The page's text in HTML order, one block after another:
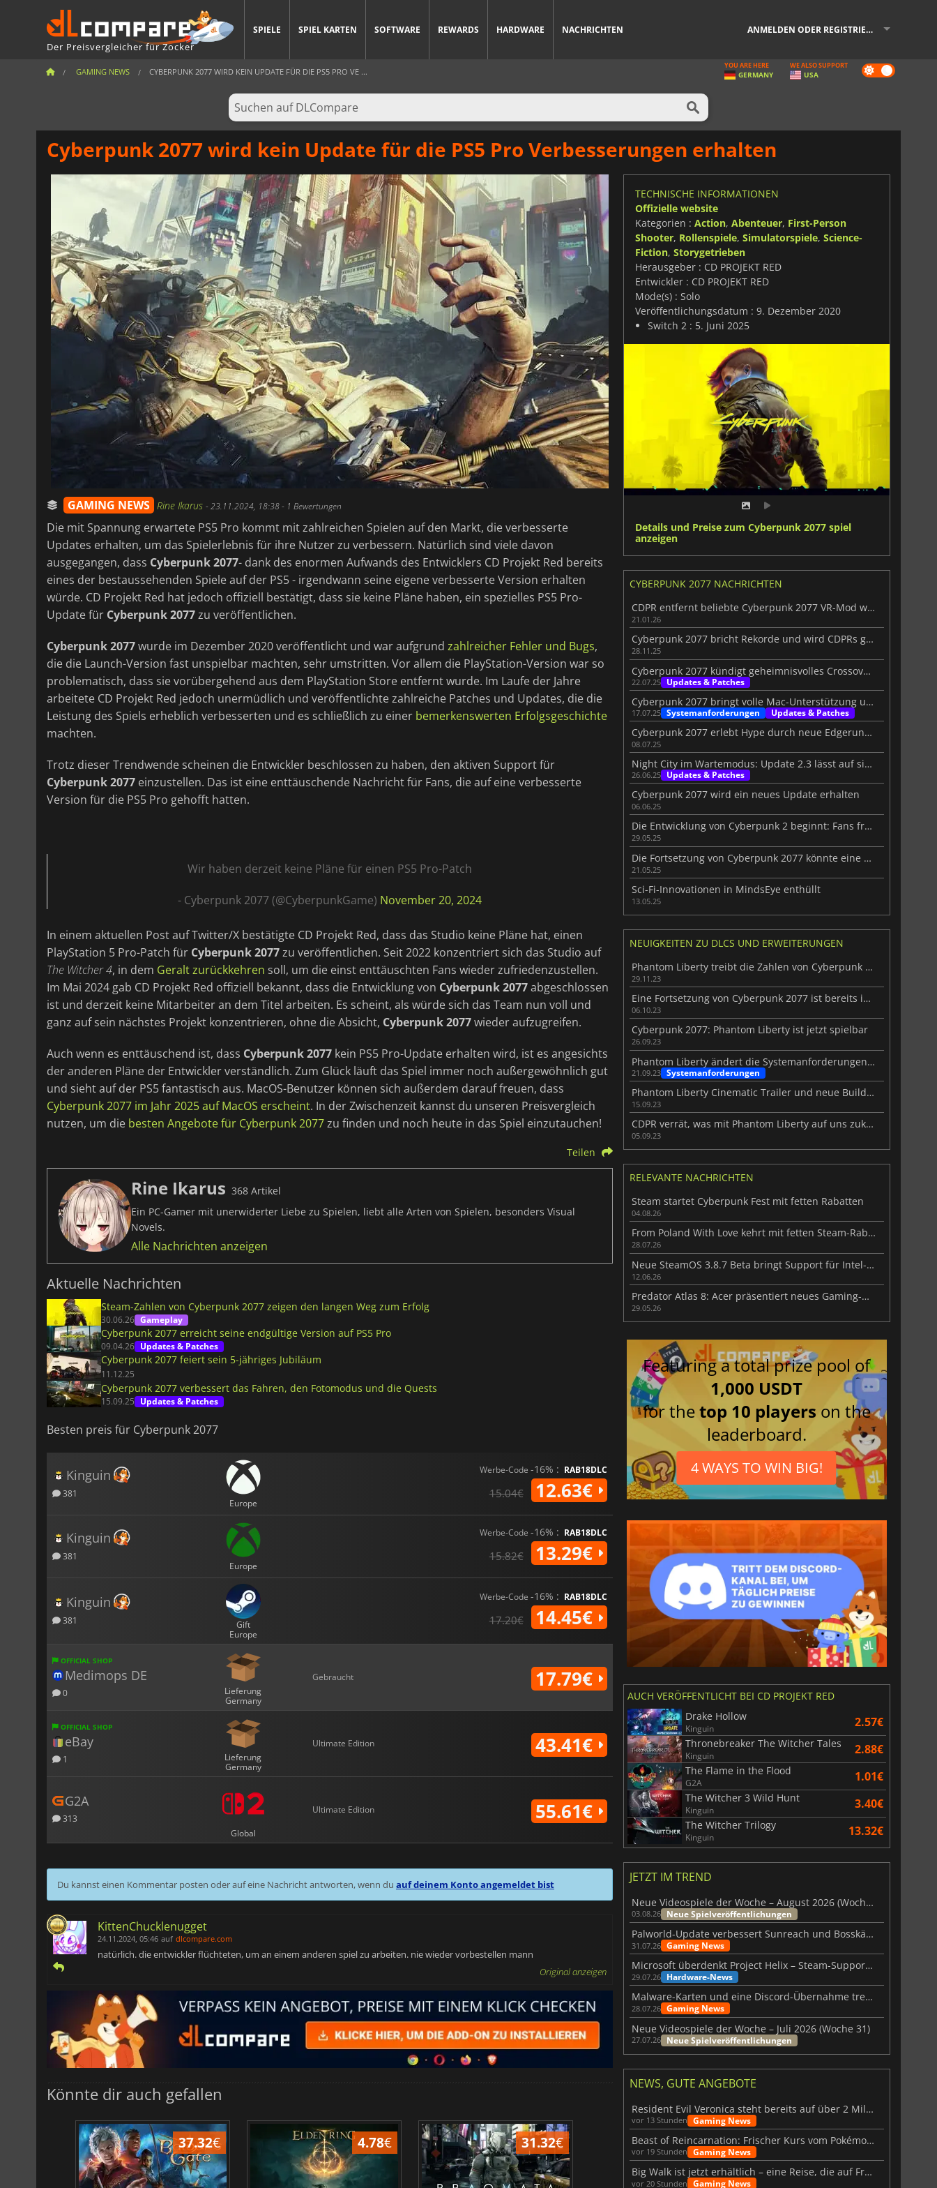
Der Preisvergleicher für Zocker
SPIELE SPIEL KARTEN SOFTWARE REWARDS HARDWARE NACHRICHTEN ANMELDEN ODER REGISTRIEREN
GAMING NEWS CYBERPUNK 2077 WIRD KEIN UPDATE FÜR DIE PS5 PRO VE ... Dark
mode
YOU ARE HERE
GERMANY
WE ALSO SUPPORT
USA
Cyberpunk 2077 wird kein Update für die PS5 Pro Verbesserungen erhalten
GAMING NEWS Rine Ikarus -23.11.2024, 18:38- 1 Bewertungen
Die mit Spannung erwartete PS5 Pro kommt mit zahlreichen Spielen auf den Markt, die verbesserte
Updates erhalten, um das Spielerlebnis für ihre Nutzer zu verbessern. Natürlich sind viele davon
ausgegangen, dass Cyberpunk 2077- dank des enormen Aufwands des Entwicklers CD Projekt Red bereits
eines der bestaussehenden Spiele auf der PS5 - irgendwann seine eigene verbesserte Version erhalten
würde. CD Projekt Red hat jedoch offiziell bestätigt, dass sie keine Pläne haben, ein spezielles PS5 Pro-
Update für Cyberpunk 2077zu veröffentlichen.
Cyberpunk 2077wurde im Dezember 2020 veröffentlicht und war aufgrund zahlreicher Fehler und Bugs,
die die Launch-Version fast unspielbar machten, sehr umstritten. Vor allem die PlayStation-Version war so
problematisch, dass sie vorübergehend aus dem PlayStation Store entfernt wurde. Im Laufe der Jahre
arbeitete CD Projekt Red jedoch unermüdlich und veröffentlichte zahlreiche Patches und Updates, die die
Leistung des Spiels erheblich verbesserten und es schließlich zu einer bemerkenswerten Erfolgsgeschichte
machten.
Trotz dieser Trendwende scheinen die Entwickler beschlossen zu haben, den aktiven Support für
Cyberpunk 2077 einzustellen. Das ist eine enttäuschende Nachricht für Fans, die auf eine verbesserte
Version für die PS5 Pro gehofft hatten.
Wir haben derzeit keine Pläne für einen PS5 Pro-Patch
- Cyberpunk 2077 (@CyberpunkGame) November 20, 2024
In einem aktuellen Post auf Twitter/X bestätigte CD Projekt Red, dass das Studio keine Pläne hat, einen
PlayStation 5 Pro-Patch für Cyberpunk 2077zu veröffentlichen. Seit 2022 konzentriert sich das Studio auf
The Witcher 4, in dem Geralt zurückkehren soll, um die einst enttäuschten Fans wieder zufriedenzustellen.
Im Mai 2024 gab CD Projekt Red offiziell bekannt, dass die Entwicklung von Cyberpunk 2077abgeschlossen
ist und derzeit keine Mitarbeiter an dem Titel arbeiten. Es scheint, als würde sich das Team nun voll und
ganz auf sein nächstes Projekt konzentrieren, ohne die Absicht, Cyberpunk 2077wieder aufzugreifen.
Auch wenn es enttäuschend ist, dass Cyberpunk 2077 kein PS5 Pro-Update erhalten wird, ist es angesichts
der anderen Pläne der Entwickler verständlich. Zum Glück läuft das Spiel immer noch außergewöhnlich gut
und sieht auf der PS5 fantastisch aus. MacOS-Benutzer können sich außerdem darauf freuen, dass
Cyberpunk 2077 im Jahr 2025 auf MacOS erscheint. In der Zwischenzeit kannst du unseren Preisvergleich
nutzen, um die besten Angebote für Cyberpunk 2077zu finden und noch heute in das Spiel einzutauchen!
Teilen
Rine Ikarus 368 Artikel
Ein PC-Gamer mit unerwiderter Liebe zu Spielen, liebt alle Arten von Spielen, besonders Visual
Novels.
Alle Nachrichten anzeigen
Aktuelle Nachrichten
Steam-Zahlen von Cyberpunk 2077 zeigen den langen Weg zum Erfolg
30.06.26 Gameplay
Cyberpunk 2077 erreicht seine endgültige Version auf PS5 Pro
09.04.26 Updates & Patches
Cyberpunk 2077 feiert sein 5-jähriges Jubiläum
11.12.25
Cyberpunk 2077 verbessert das Fahren, den Fotomodus und die Quests
15.09.25 Updates & Patches
Besten preis für Cyberpunk 2077
Kinguin
381
Europe
Werbe-Code -16% : RAB18DLC
15.04€ 12.63€
Kinguin
381
Europe
Werbe-Code -16% : RAB18DLC
15.82€ 13.29€
Kinguin
381
Gift
Europe
Werbe-Code -16% : RAB18DLC
17.20€ 14.45€
OFFICIAL SHOP
Medimops DE
0
Lieferung
Germany
Gebraucht 17.79€
OFFICIAL SHOP
eBay
1
Lieferung
Germany
Ultimate Edition 43.41€
G2A
313
Global
Ultimate Edition 55.61€
Du kannst einen Kommentar posten oder auf eine Nachricht antworten, wenn du auf deinem Konto angemeldet bist
KittenChucklenugget
24.11.2024, 05:46 auf dlcompare.com
natürlich. die entwickler flüchteten, um an einem anderen spiel zu arbeiten. nie wieder vorbestellen mann
Original anzeigen
Könnte dir auch gefallen
37.32€ 4.78€ 31.32€ 6.75€ 15.48
TECHNISCHE INFORMATIONEN
Offizielle website
Kategorien : Action, Abenteuer, First-Person
Shooter, Rollenspiele, Simulatorspiele, Science-
Fiction, Storygetrieben
Herausgeber : CD PROJEKT RED
Entwickler : CD PROJEKT RED
Mode(s) : Solo
Veröffentlichungsdatum : 9. Dezember 2020
Switch 2 : 5. Juni 2025
Details und Preise zum Cyberpunk 2077 spiel
anzeigen
CYBERPUNK 2077 NACHRICHTEN
CDPR entfernt beliebte Cyberpunk 2077 VR-Mod wegen Monetarisierung
21.01.26
Cyberpunk 2077 bricht Rekorde und wird CDPRs größter Erfolg
28.11.25
Cyberpunk 2077 kündigt geheimnisvolles Crossover an
22.07.25 Updates & Patches
Cyberpunk 2077 bringt volle Mac-Unterstützung und neue Specs
17.07.25 Systemanforderungen Updates & Patches
Cyberpunk 2077 erlebt Hype durch neue Edgerunners S2
08.07.25
Night City im Wartemodus: Update 2.3 lässt auf sich warten
26.06.25 Updates & Patches
Cyberpunk 2077 wird ein neues Update erhalten
06.06.25
Die Entwicklung von Cyberpunk 2 beginnt: Fans freuen sich auf das nächste Kapitel
29.05.25
Die Fortsetzung von Cyberpunk 2077 könnte eine brandneue Stadt jenseits von Night City erkunden
21.05.25
Sci-Fi-Innovationen in MindsEye enthüllt
13.05.25
NEUIGKEITEN ZU DLCS UND ERWEITERUNGEN
Phantom Liberty treibt die Zahlen von Cyberpunk 2077 weiter in die Höhe
29.11.23
Eine Fortsetzung von Cyberpunk 2077 ist bereits in Arbeit
06.10.23
Cyberpunk 2077: Phantom Liberty ist jetzt spielbar
26.09.23
Phantom Liberty ändert die Systemanforderungen für Cyberpunk 2077
21.09.23 Systemanforderungen
Phantom Liberty Cinematic Trailer und neue Builds enthüllt
15.09.23
CDPR verrät, was mit Phantom Liberty auf uns zukommt
05.09.23
RELEVANTE NACHRICHTEN
Steam startet Cyberpunk Fest mit fetten Rabatten
04.08.26
From Poland With Love kehrt mit fetten Steam-Rabatten zurück
28.07.26
Neue SteamOS 3.8.7 Beta bringt Support für Intel-Handhelds
12.06.26
Predator Atlas 8: Acer präsentiert neues Gaming-Handheld
29.05.26
Featuring a total prize pool of
1,000 USDT
for thetop 10 players on the
leaderboard.
4 WAYS TO WIN BIG!
AUCH VERÖFFENTLICHT BEI CD PROJEKT RED
Drake Hollow
Kinguin 2.57€
Thronebreaker The Witcher Tales
Kinguin 2.88€
The Flame in the Flood
G2A 1.01€
The Witcher 3 Wild Hunt
Kinguin 3.40€
The Witcher Trilogy
Kinguin 13.32€
JETZT IM TREND
Neue Videospiele der Woche – August 2026 (Woche 32)
03.08.26 Neue Spielveröffentlichungen
Palworld-Update verbessert Sunreach und Bosskämpfe deutlich
31.07.26 Gaming News
Microsoft überdenkt Project Helix – Steam-Support gefährdet
29.07.26 Hardware-News
Malware-Karten und eine Discord-Übernahme treffen Meccha Chameleon
28.07.26 Gaming News
Neue Videospiele der Woche – Juli 2026 (Woche 31)
27.07.26 Neue Spielveröffentlichungen
NEWS, GUTE ANGEBOTE
Resident Evil Veronica steht bereits auf über 2 Millionen Wunschlisten
vor 13 Stunden Gaming News
Beast of Reincarnation: Frischer Kurs vom Pokémon-Studio
vor 19 Stunden Gaming News
Big Walk ist jetzt erhältlich – eine Reise, die auf Freundschaft basiert
vor 20 Stunden Gaming News